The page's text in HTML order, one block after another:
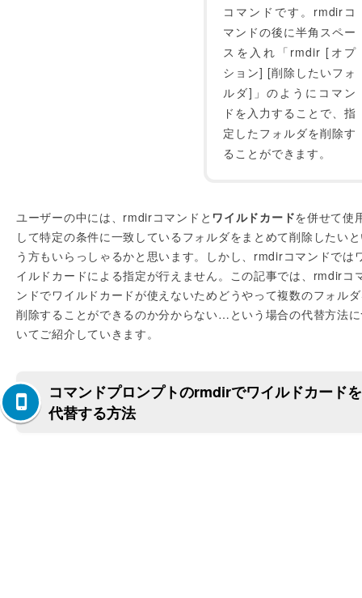
コマンドです。rmdirコ
マンドの後に半角スペー
スを入れ「rmdir [オプ
ション] [削除したいフォ
ルダ]」のようにコマン
ドを入力することで、指
定したフォルダを削除す
ることができます。
ユーザーの中には、rmdirコマンドと ワイルドカードを併せて使
して特定の条件に一致しているフォルダをまとめて削除したい
う方もいらっしゃるかと思います。しかし、rmdirコマンドでは
イルドカードによる指定が行えません。この記事では、rmdirコ
ンドでワイルドカードが使えないためどうやって複数のフォル
削除することができるのか分からない…という場合の代替方法
いてご紹介していきます。
コマンドプロンプトのrmdirでワイルドカードを
代替する方法